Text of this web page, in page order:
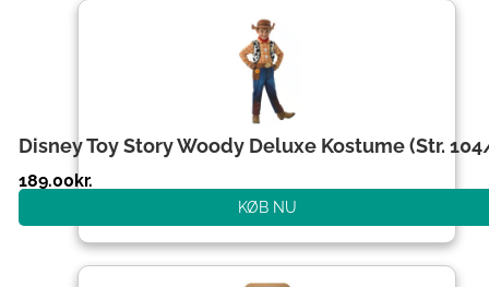
Disney Toy Story Woody Deluxe Kostume (Str.
189.00kr.
KØB NU